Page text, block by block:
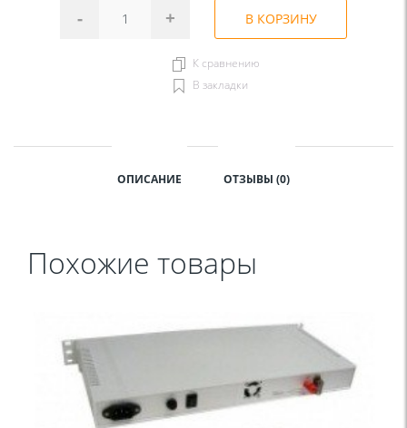
- + В КОРЗИНУ
К сравнению
В закладки
ОПИСАНИЕ ОТЗЫВЫ (0)
Похожие товары